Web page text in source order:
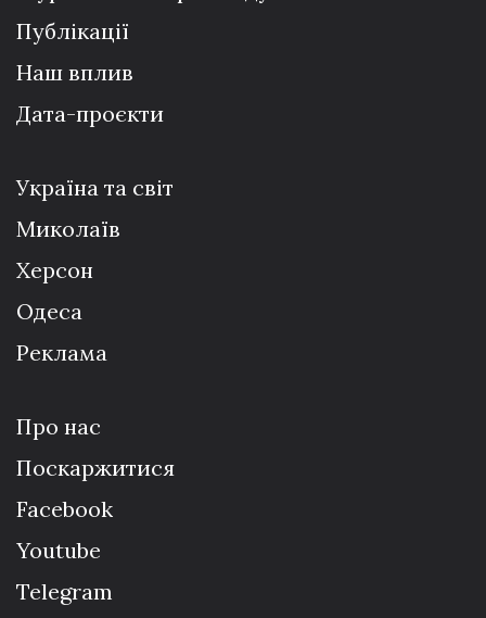
Публікації
Наш вплив
Дата-проєкти
Україна та світ
Миколаїв
Херсон
Одеса
Реклама
Про нас
Поскаржитися
Facebook
Youtube
Telegram